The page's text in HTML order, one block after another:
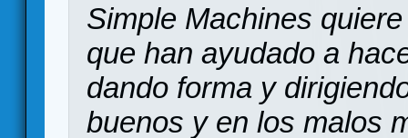
Simple Machines
que han ayudado a
dando forma y
buenos y en los malos